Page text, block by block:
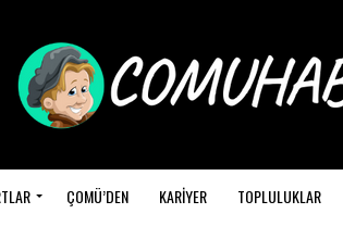
ÇOMÜ’DEN KARİYER TOPLULUKLAR